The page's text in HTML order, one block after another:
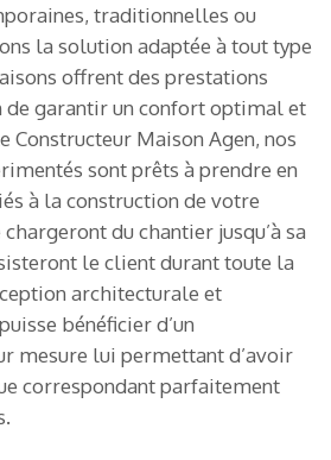
traditionnelles ou
la solution adaptée à tout type
offrent des prestations
de garantir un confort optimal et
Constructeur Maison Agen, nos
sont prêts à prendre en
à la construction de votre
du chantier jusqu’à sa
le client durant toute la
architecturale et
bénéficier d’un
mesure lui permettant d’avoir
correspondant parfaitement